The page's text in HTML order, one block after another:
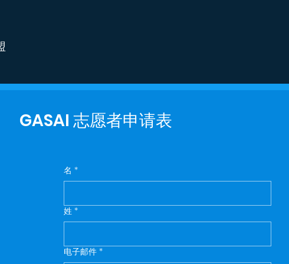
GASAI 志愿者申请表
名 *
姓 *
电子邮件 *